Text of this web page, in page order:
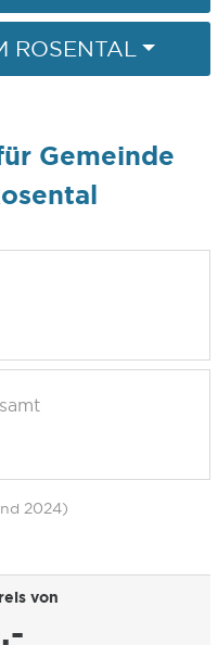
ROSENTAL
Gemeinde
2024)
von